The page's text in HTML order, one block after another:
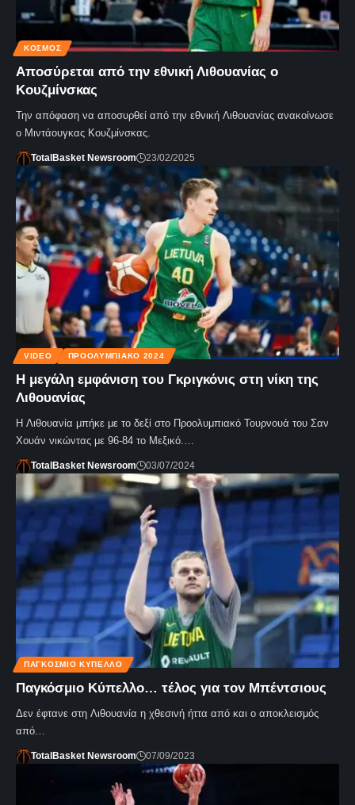
ΚΌΣΜΟΣ
Αποσύρεται από την εθνική Λιθουανίας ο
Κουζμίνσκας
Την απόφαση να αποσυρθεί από την εθνική Λιθουανίας ανακοίνωσε
ο Μιντάουγκας Κουζμίνσκας.
TotalBasket Newsroom 23/02/2025
VIDEO ΠΡΟΟΛΥΜΠΙΑΚΌ 2024
Η μεγάλη εμφάνιση του Γκριγκόνις στη νίκη της
Λιθουανίας
Η Λιθουανία μπήκε με το δεξί στο Προολυμπιακό Τουρνουά του Σαν
Χουάν νικώντας με 96-84 το Μεξικό.…
TotalBasket Newsroom 03/07/2024
ΠΑΓΚΌΣΜΙΟ ΚΎΠΕΛΛΟ
Παγκόσμιο Κύπελλο… τέλος για τον Μπέντσιους
Δεν έφτανε στη Λιθουανία η χθεσινή ήττα από και ο αποκλεισμός
από…
TotalBasket Newsroom 07/09/2023